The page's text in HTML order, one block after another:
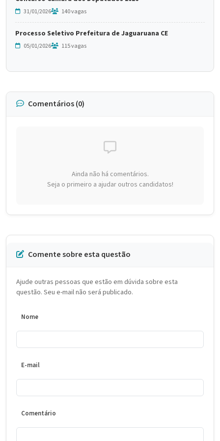
31/01/2026 140 vagas
Processo Seletivo Prefeitura de Jaguaruana CE
05/01/2026 115 vagas
Comentários (0)
Ainda não há comentários.
Seja o primeiro a ajudar outros candidatos!
Comente sobre esta questão
Ajude outras pessoas que estão em dúvida sobre esta
questão. Seu e-mail não será publicado.
Nome
E-mail
Comentário